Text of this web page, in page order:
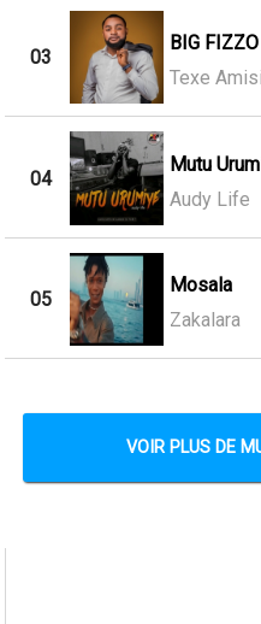
03
BIG
Texe Amisi
04
Mutu
Audy Life
05
Mosala
Zakalara
VOIR PLUS DE